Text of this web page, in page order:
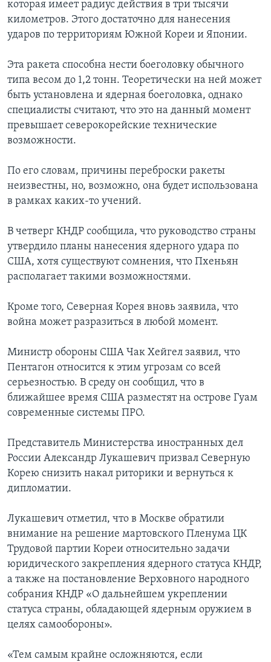
которая имеет радиус действия в три тысячи
километров. Этого достаточно для нанесения
ударов по территориям Южной Кореи и Японии.
Эта ракета способна нести боеголовку обычного
типа весом до 1,2 тонн. Теоретически на ней может
быть установлена и ядерная боеголовка, однако
специалисты считают, что это на данный момент
превышает северокорейские технические
возможности.
По его словам, причины переброски ракеты
неизвестны, но, возможно, она будет использована
в рамках каких-то учений.
В четверг КНДР сообщила, что руководство страны
утвердило планы нанесения ядерного удара по
США, хотя существуют сомнения, что Пхеньян
располагает такими возможностями.
Кроме того, Северная Корея вновь заявила, что
война может разразиться в любой момент.
Министр обороны США Чак Хейгел заявил, что
Пентагон относится к этим угрозам со всей
серьезностью. В среду он сообщил, что в
ближайшее время США разместят на острове Гуам
современные системы ПРО.
Представитель Министерства иностранных дел
России Александр Лукашевич призвал Северную
Корею снизить накал риторики и вернуться к
дипломатии.
Лукашевич отметил, что в Москве обратили
внимание на решение мартовского Пленума ЦК
Трудовой партии Кореи относительно задачи
юридического закрепления ядерного статуса КНДР,
а также на постановление Верховного народного
собрания КНДР «О дальнейшем укреплении
статуса страны, обладающей ядерным оружием в
целях самообороны».
«Тем самым крайне осложняются, если